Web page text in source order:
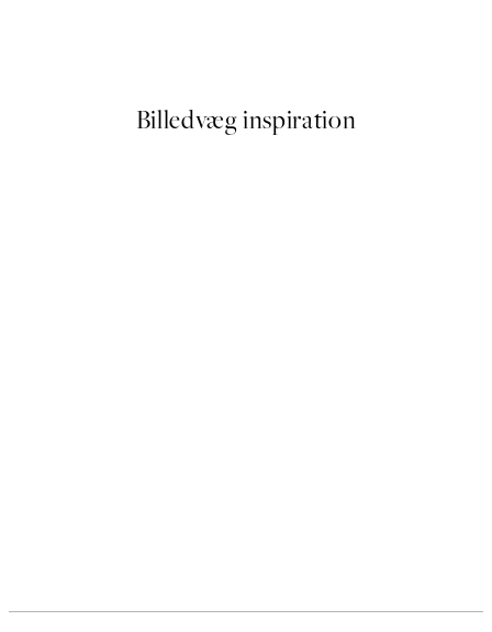
Billedvæg inspiration